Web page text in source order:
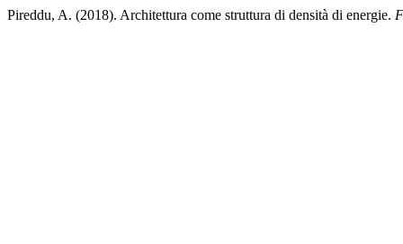
Pireddu, A. (2018). Architettura come struttura di densità di energie.